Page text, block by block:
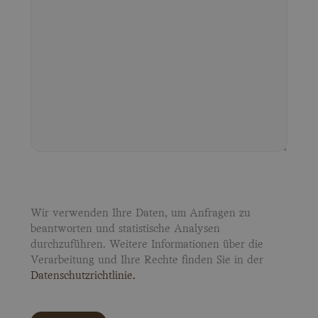
Wir verwenden Ihre Daten, um Anfragen zu
beantworten und statistische Analysen
durchzuführen. Weitere Informationen über die
Verarbeitung und Ihre Rechte finden Sie in der
Datenschutzrichtlinie.